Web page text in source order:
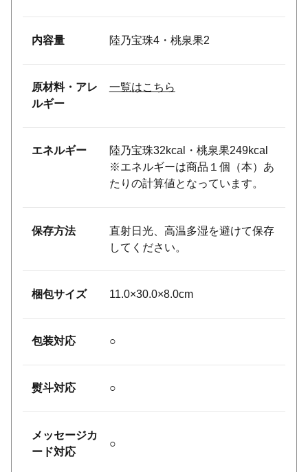
内容量 陸乃宝珠4・桃泉果2
原材料・アレ
ルギー
一覧はこちら
エネルギー
陸乃宝珠32kcal・桃泉果249kcal
※エネルギーは商品１個（本）あ
たりの計算値となっています。
保存方法
直射日光、高温多湿を避けて保存
してください。
梱包サイズ 11.0×30.0×8.0cm
包装対応 ○
熨斗対応 ○
メッセージカ
ード対応
○